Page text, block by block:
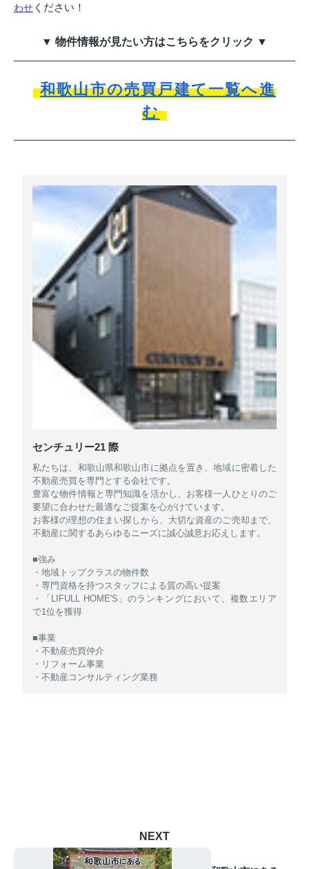
わせ ください！
▼ 物件情報が見たい方はこちらをクリック ▼
和歌山市の売買戸建て一覧へ進
む
センチュリー21 際
私たちは、和歌山県和歌山市に拠点を置き、地域に密着した
不動産売買を専門とする会社です。
豊富な物件情報と専門知識を活かし、お客様一人ひとりのご
要望に合わせた最適なご提案を心がけています。
お客様の理想の住まい探しから、大切な資産のご売却まで、
不動産に関するあらゆるニーズに誠心誠意お応えします。
■強み
・地域トップクラスの物件数
・専門資格を持つスタッフによる質の高い提案
・「LIFULL HOME'S」のランキングにおいて、複数エリア
で1位を獲得
■事業
・不動産売買仲介
・リフォーム事業
・不動産コンサルティング業務
NEXT